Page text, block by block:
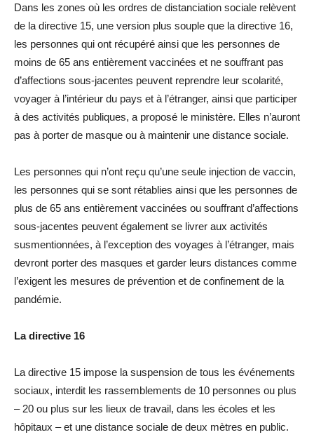
Dans les zones où les ordres de distanciation sociale relèvent
de la directive 15, une version plus souple que la directive 16,
les personnes qui ont récupéré ainsi que les personnes de
moins de 65 ans entièrement vaccinées et ne souffrant pas
d’affections sous-jacentes peuvent reprendre leur scolarité,
voyager à l’intérieur du pays et à l’étranger, ainsi que participer
à des activités publiques, a proposé le ministère. Elles n’auront
pas à porter de masque ou à maintenir une distance sociale.
Les personnes qui n’ont reçu qu’une seule injection de vaccin,
les personnes qui se sont rétablies ainsi que les personnes de
plus de 65 ans entièrement vaccinées ou souffrant d’affections
sous-jacentes peuvent également se livrer aux activités
susmentionnées, à l’exception des voyages à l’étranger, mais
devront porter des masques et garder leurs distances comme
l’exigent les mesures de prévention et de confinement de la
pandémie.
La directive 16
La directive 15 impose la suspension de tous les événements
sociaux, interdit les rassemblements de 10 personnes ou plus
– 20 ou plus sur les lieux de travail, dans les écoles et les
hôpitaux – et une distance sociale de deux mètres en public.